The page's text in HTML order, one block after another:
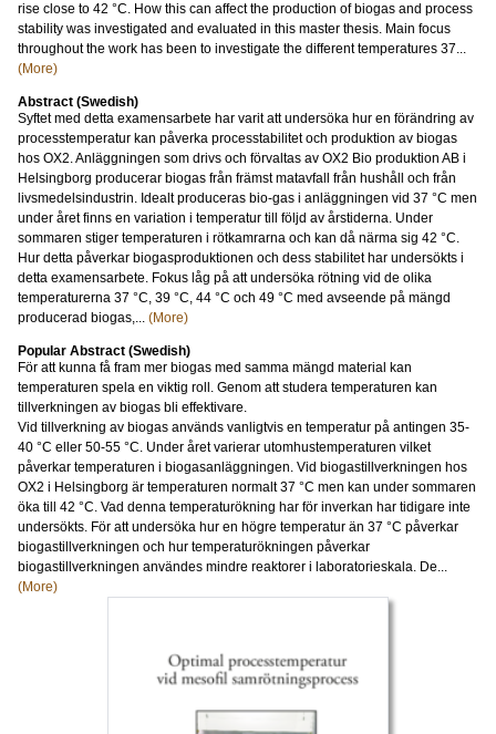
rise close to 42 °C. How this can affect the production of biogas and process
stability was investigated and evaluated in this master thesis. Main focus
throughout the work has been to investigate the different temperatures 37...
(More)
Abstract (Swedish)
Syftet med detta examensarbete har varit att undersöka hur en förändring av
processtemperatur kan påverka processtabilitet och produktion av biogas
hos OX2. Anläggningen som drivs och förvaltas av OX2 Bio produktion AB i
Helsingborg producerar biogas från främst matavfall från hushåll och från
livsmedelsindustrin. Idealt produceras bio-gas i anläggningen vid 37 °C men
under året finns en variation i temperatur till följd av årstiderna. Under
sommaren stiger temperaturen i rötkamrarna och kan då närma sig 42 °C.
Hur detta påverkar biogasproduktionen och dess stabilitet har undersökts i
detta examensarbete. Fokus låg på att undersöka rötning vid de olika
temperaturerna 37 °C, 39 °C, 44 °C och 49 °C med avseende på mängd
producerad biogas,... (More)
Popular Abstract (Swedish)
För att kunna få fram mer biogas med samma mängd material kan
temperaturen spela en viktig roll. Genom att studera temperaturen kan
tillverkningen av biogas bli effektivare.
Vid tillverkning av biogas används vanligtvis en temperatur på antingen 35-
40 °C eller 50-55 °C. Under året varierar utomhustemperaturen vilket
påverkar temperaturen i biogasanläggningen. Vid biogastillverkningen hos
OX2 i Helsingborg är temperaturen normalt 37 °C men kan under sommaren
öka till 42 °C. Vad denna temperaturökning har för inverkan har tidigare inte
undersökts. För att undersöka hur en högre temperatur än 37 °C påverkar
biogastillverkningen och hur temperaturökningen påverkar
biogastillverkningen användes mindre reaktorer i laboratorieskala. De...
(More)